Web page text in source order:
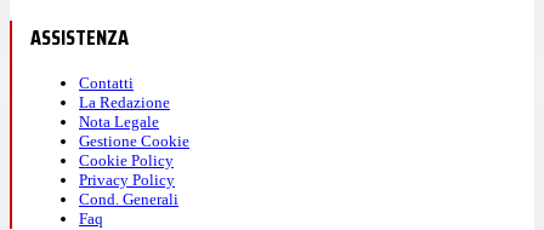
ASSISTENZA
Contatti
La Redazione
Nota Legale
Gestione Cookie
Cookie Policy
Privacy Policy
Cond. Generali
Faq